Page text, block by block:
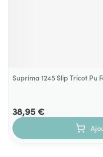
Suprima 1245 Slip Tricot Pu
38,95 €